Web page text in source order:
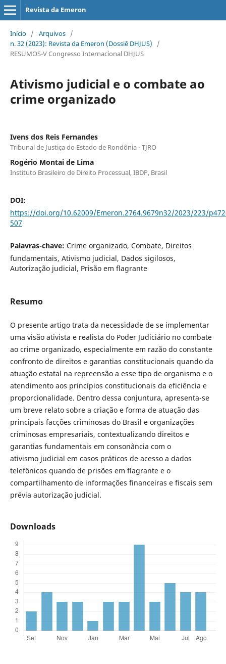
Revista da Emeron
Início / Arquivos /
n. 32 (2023): Revista da Emeron (Dossiê DHJUS)
/
RESUMOS-V Congresso Internacional DHJUS
Ativismo judicial e o combate ao
crime organizado
Ivens dos Reis Fernandes
Tribunal de Justiça do Estado de Rondônia - TJRO
Rogério Montai de Lima
Instituto Brasileiro de Direito Processual, IBDP, Brasil
DOI:
https://doi.org/10.62009/Emeron.2764.9679n32/2023/223/
507
Palavras-chave: Crime organizado, Combate, Direitos
fundamentais, Ativismo judicial, Dados sigilosos,
Autorização judicial, Prisão em flagrante
Resumo
O presente artigo trata da necessidade de se implementar
uma visão ativista e realista do Poder Judiciário no combate
ao crime organizado, especialmente em razão do constante
confronto de direitos e garantias constitucionais quando da
atuação estatal na repreensão a esse tipo de organismo e o
atendimento aos princípios constitucionais da eficiência e
proporcionalidade. Dentro dessa conjuntura, apresenta-se
um breve relato sobre a criação e forma de atuação das
principais facções criminosas do Brasil e organizações
criminosas empresariais, contextualizando direitos e
garantias fundamentais em consonância com o
ativismo judicial em casos práticos de acesso a dados
telefônicos quando de prisões em flagrante e o
compartilhamento de informações financeiras e fiscais sem
prévia autorização judicial.
Downloads